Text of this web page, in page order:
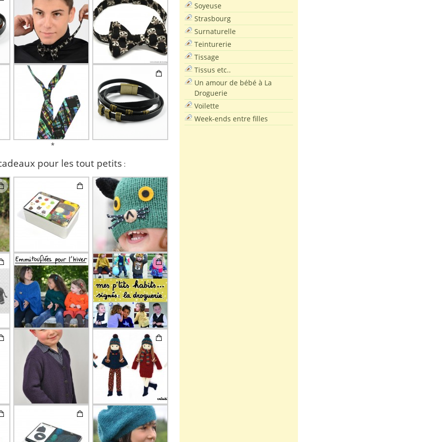
*
pour les tout petits :
Soyeuse
Strasbourg
Surnaturelle
Teinturerie
Tissage
Tissus etc..
Un amour de bébé à La
Droguerie
Voilette
Week-ends entre filles